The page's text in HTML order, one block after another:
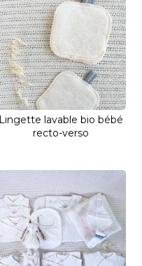
Lingette lavable bio bébé
recto-verso